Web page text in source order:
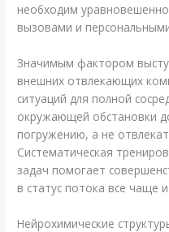
необходим
вызовами и
Значимым фактором
внешних отвлекающих
ситуаций для полной
окружающей обстановки
погружению, а не
Систематическая
задач помогает
в статус потока все чаще
Нейрохимические